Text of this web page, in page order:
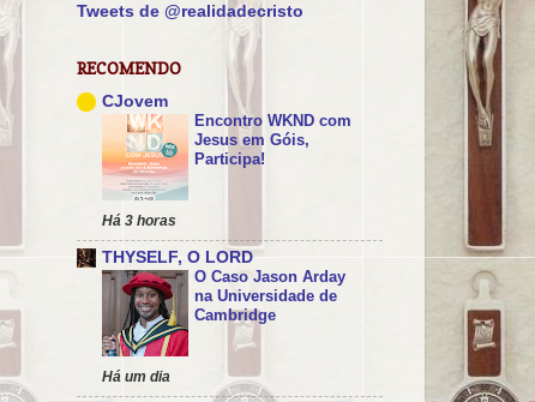
Tweets de @realidadecristo
RECOMENDO
CJovem
Encontro WKND com
Jesus em Góis,
Participa!
Há 3 horas
THYSELF, O LORD
O Caso Jason Arday
na Universidade de
Cambridge
Há um dia